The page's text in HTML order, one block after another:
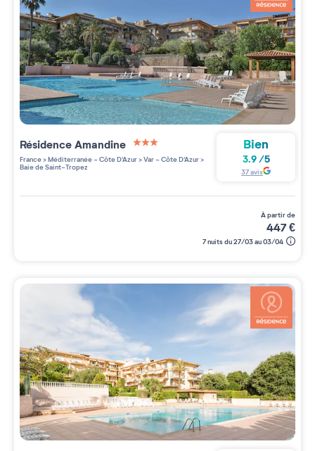
RésidenceAmandine
3 étoiles sur 5
France>Méditerranée - Côte D'Azur>Var - Côte D'Azur>
Baie de Saint-Tropez
Bien
3.9/5
37avis
à partir de
447€
7 nuits du 27/03 au 03/04